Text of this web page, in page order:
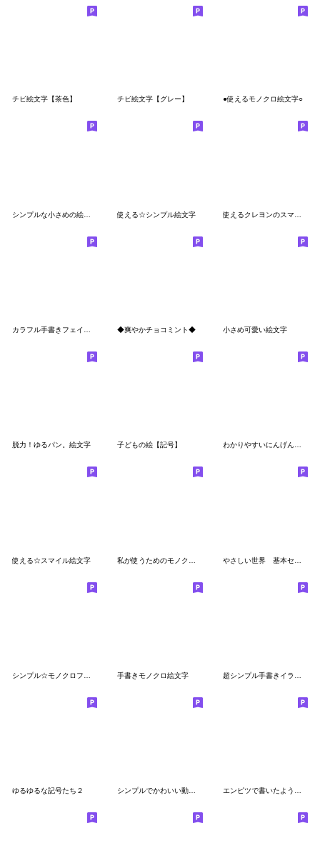
チビ絵文字【茶色】 チビ絵文字【グレー】 ●使えるモノクロ絵文字○
使える☆シンプル絵文字
◆爽やかチョコミント◆ 小さめ可愛い絵文字
脱力！ゆるパン。絵文字 子どもの絵【記号】 わかりやすいにんげんの絵文字
使える☆スマイル絵文字
手書きモノクロ絵文字
ゆるゆるな記号たち２ シンプルでかわいい動物絵文字 エンピツで書いたようなかわいい基本セット